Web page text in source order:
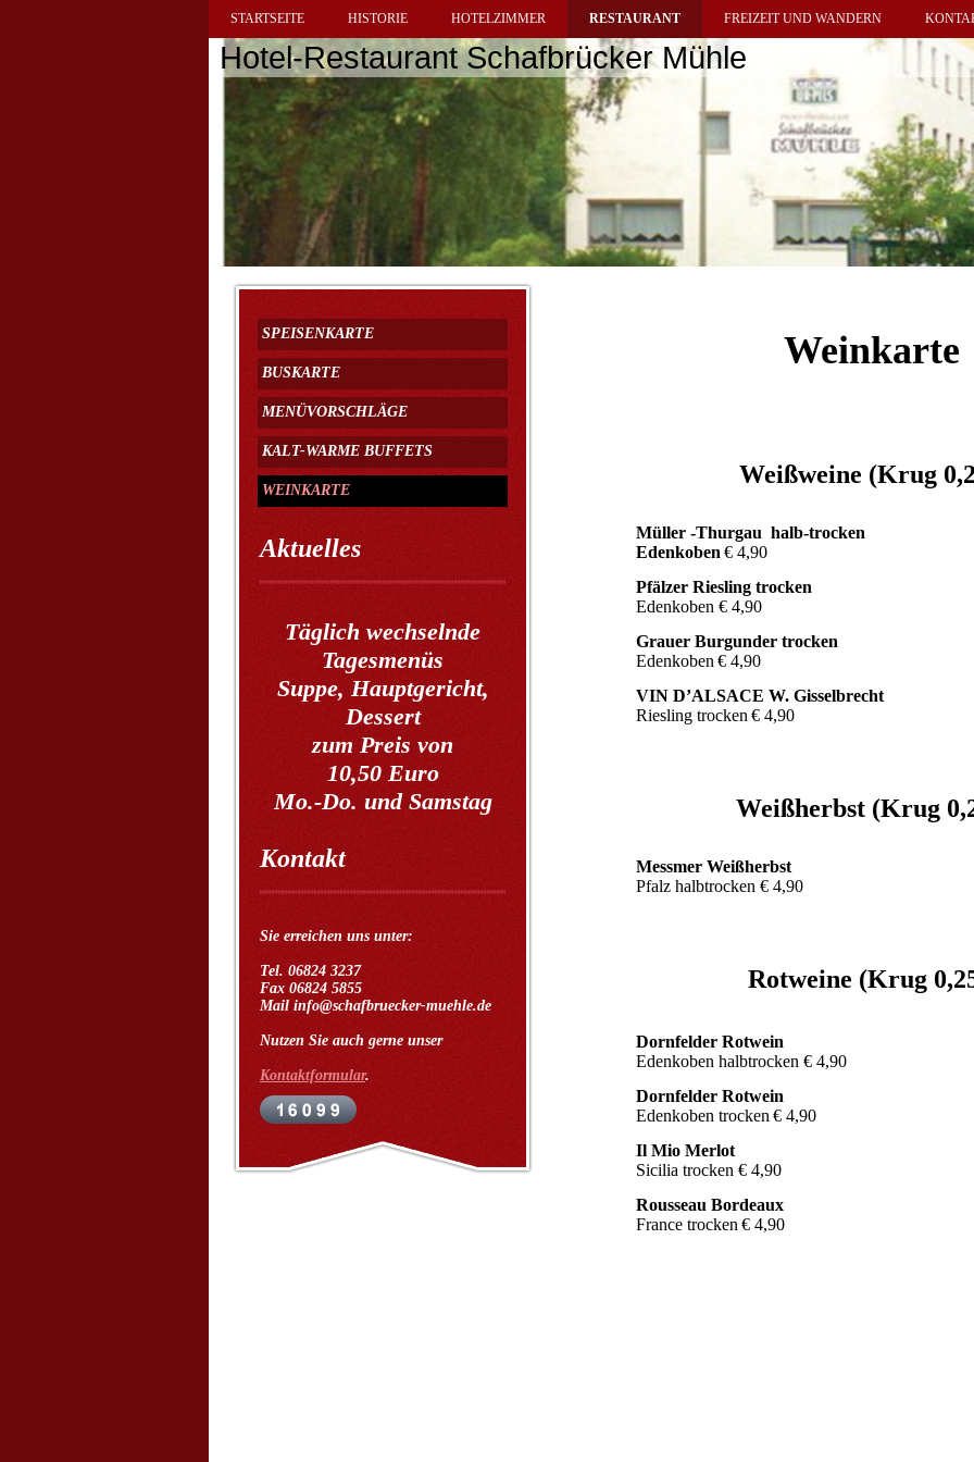
STARTSEITE HISTORIE HOTELZIMMER RESTAURANT FREIZEIT UND WANDERN
Hotel-Restaurant Schafbrücker Mühle
SPEISENKARTE
BUSKARTE
MENÜVORSCHLÄGE
KALT-WARME BUFFETS
WEINKARTE
Aktuelles
Täglich wechselnde
Tagesmenüs
Suppe, Hauptgericht,
Dessert
zum Preis von
10,50 Euro
Mo.-Do. und Samstag
Kontakt
Sie erreichen uns unter:
Tel. 06824 3237
Fax 06824 5855
Mail info@schafbruecker-muehle.de
Nutzen Sie auch gerne unser
Kontaktformular.
Weinkarte
Weißweine (Krug
Müller -Thurgau halb-trocken
Edenkoben € 4,90
Pfälzer Riesling trocken
Edenkoben € 4,90
Grauer Burgunder trocken
Edenkoben € 4,90
VIN D’ALSACE W. Gisselbrecht
Riesling trocken € 4,90
Weißherbst (Krug
Messmer Weißherbst
Pfalz halbtrocken € 4,90
Rotweine (Krug
Dornfelder Rotwein
Edenkoben halbtrocken € 4,90
Dornfelder Rotwein
Edenkoben trocken € 4,90
Il Mio Merlot
Sicilia trocken € 4,90
Rousseau Bordeaux
France trocken € 4,90